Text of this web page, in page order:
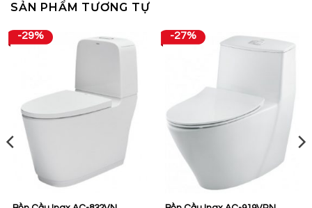
SẢN PHẨM TƯƠNG TỰ
-29% -27%